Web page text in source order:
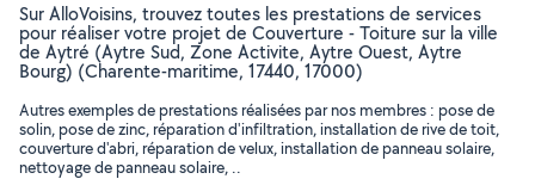
Sur AlloVoisins, trouvez toutes les prestations de services
pour réaliser votre projet de Couverture - Toiture sur la ville
de Aytré (Aytre Sud, Zone Activite, Aytre Ouest, Aytre
Bourg) (Charente-maritime, 17440, 17000)
Autres exemples de prestations réalisées par nos membres : pose de
solin, pose de zinc, réparation d'infiltration, installation de rive de toit,
couverture d'abri, réparation de velux, installation de panneau solaire,
nettoyage de panneau solaire, ..